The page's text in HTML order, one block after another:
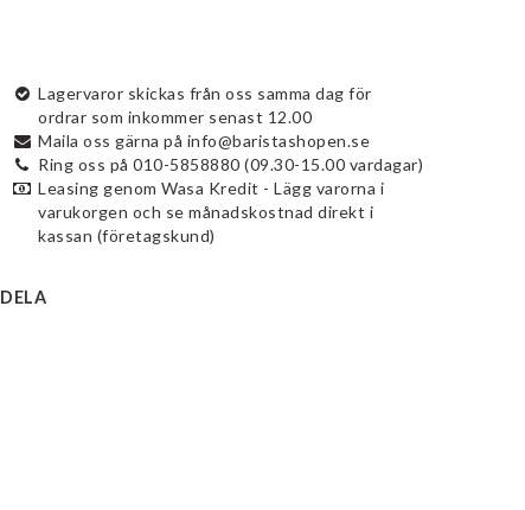
Lagervaror skickas från oss samma dag för
ordrar som inkommer senast 12.00
Maila oss gärna på info@baristashopen.se
Ring oss på 010-5858880 (09.30-15.00 vardagar)
Leasing genom Wasa Kredit - Lägg varorna i
varukorgen och se månadskostnad direkt i
kassan (företagskund)
DELA